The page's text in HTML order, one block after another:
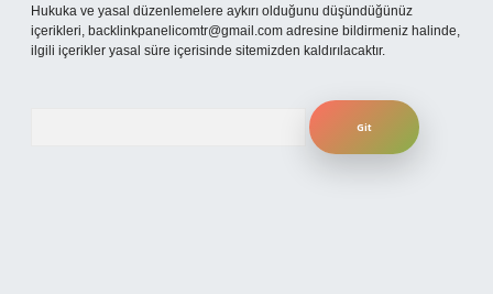
Hukuka ve yasal düzenlemelere aykırı olduğunu düşündüğünüz
içerikleri, backlinkpanelicomtr@gmail.com adresine bildirmeniz halinde,
ilgili içerikler yasal süre içerisinde sitemizden kaldırılacaktır.